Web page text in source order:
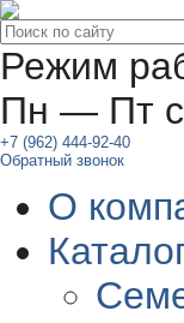
Режим
Пн — Пт с
+7 (962) 444-92-40
Обратный звонок
О